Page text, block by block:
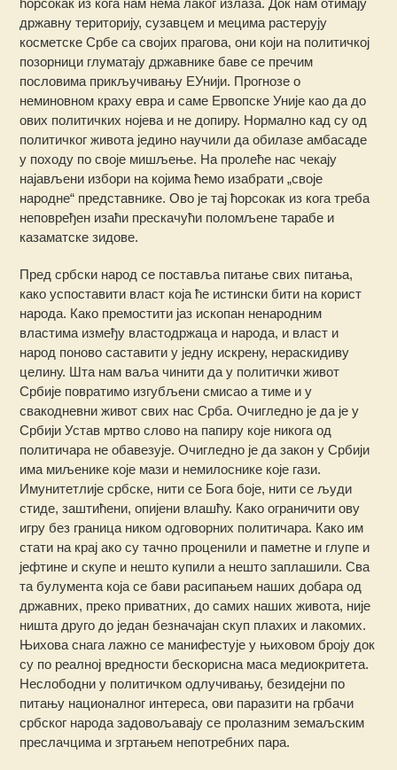
државну територију, сузавцем и мецима растерују
косметске Србе са својих прагова, они који на политичкој
позорници глуматају државнике баве се пречим
пословима прикључивању ЕУнији. Прогнозе о
неминовном краху евра и саме Ервопске Уније као да до
ових политичких нојева и не допиру. Нормално кад су од
политичког живота једино научили да обилазе амбасаде
у походу по своје мишљење. На пролеће нас чекају
најављени избори на којима ћемо изабрати „своје
народне“ представнике. Ово је тај ћорсокак из кога треба
неповређен изаћи прескачући поломљене тарабе и
казаматске зидове.
Пред србски народ се поставља питање свих питања,
како успоставити власт која ће истински бити на корист
народа. Како премостити јаз ископан ненародним
властима између властодржаца и народа, и власт и
народ поново саставити у једну искрену, нераскидиву
целину. Шта нам ваља чинити да у политички живот
Србије повратимо изгубљени смисао а тиме и у
свакодневни живот свих нас Срба. Очигледно је да је у
Србији Устав мртво слово на папиру које никога од
политичара не обавезује. Очигледно је да закон у Србији
има миљенике које мази и немилоснике које гази.
Имунитетлије србске, нити се Бога боје, нити се људи
стиде, заштићени, опијени влашћу. Како ограничити ову
игру без граница ником одговорних политичара. Како им
стати на крај ако су тачно проценили и паметне и глупе и
јефтине и скупе и нешто купили а нешто заплашили. Сва
та булумента која се бави расипањем наших добара од
државних, преко приватних, до самих наших живота, није
ништа друго до један безначајан скуп плахих и лакомих.
Њихова снага лажно се манифестује у њиховом броју док
су по реалној вредности бескорисна маса медиокритета.
Неслободни у политичком одлучивању, безидејни по
питању националног интереса, ови паразити на грбачи
србског народа задовољавају се пролазним земаљским
преслачцима и згртањем непотребних пара.